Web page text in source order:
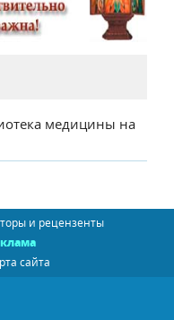
медицины на
и рецензенты
сайта